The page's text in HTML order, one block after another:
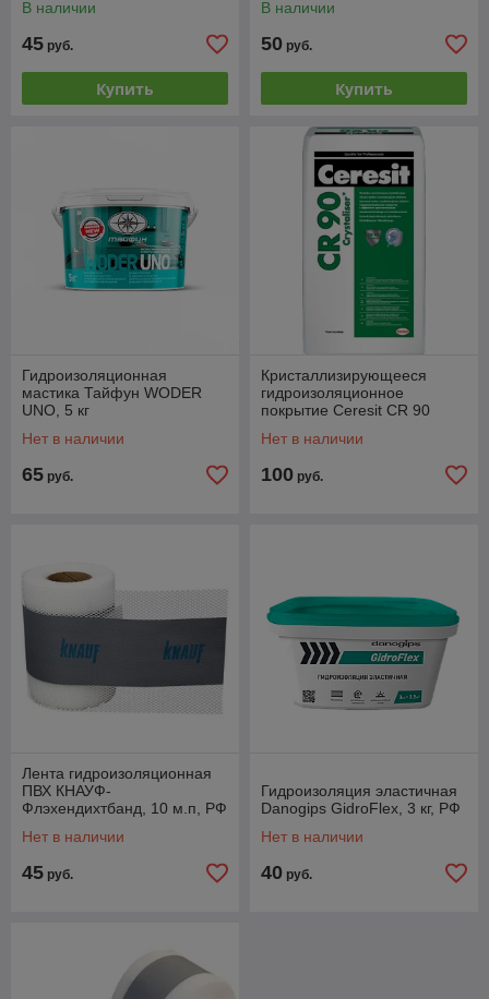
В наличии
45 руб.
Купить
В наличии
50 руб.
Купить
Гидроизоляционная
мастика Тайфун WODER
UNO, 5 кг
Нет в наличии
65 руб.
Кристаллизирующееся
гидроизоляционное
покрытие Ceresit CR 90
Нет в наличии
100 руб.
Лента гидроизоляционная
ПВХ КНАУФ-
Флэхендихтбанд, 10 м.п, РФ
Нет в наличии
45 руб.
Гидроизоляция эластичная
Danogips GidroFlex, 3 кг, РФ
Нет в наличии
40 руб.